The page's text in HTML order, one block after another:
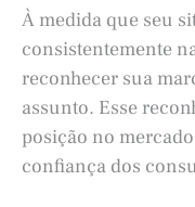
À medida que seu
consistentemente
reconhecer sua
assunto. Esse
posição no
confiança dos